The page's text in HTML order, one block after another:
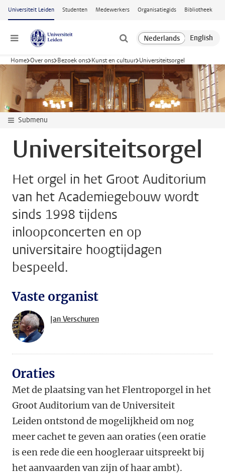
Ga naar hoofdinhoud
Universiteit Leiden Studenten Medewerkers Organisatiegids Bibliotheek
Menu
Home Over ons Bezoek ons Kunst en cultuur Universiteitsorgel
Submenu
Universiteitsorgel
Het orgel in het Groot Auditorium
van het Academiegebouw wordt
sinds 1998 tijdens
inloopconcerten en op
universitaire hoogtijdagen
bespeeld.
Vaste organist
Jan Verschuren
Oraties
Met de plaatsing van het Flentroporgel in het
Groot Auditorium van de Universiteit
Leiden ontstond de mogelijkheid om nog
meer cachet te geven aan oraties (een oratie
is een rede die een hoogleraar uitspreekt bij
het aanvaarden van zijn of haar ambt).